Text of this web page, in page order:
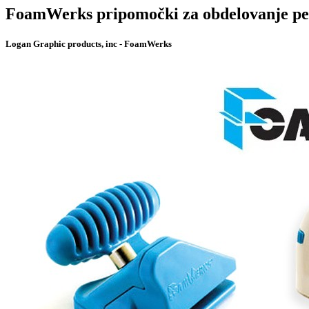
FoamWerks pripomočki za obdelovanje
Logan Graphic products, inc - FoamWerks